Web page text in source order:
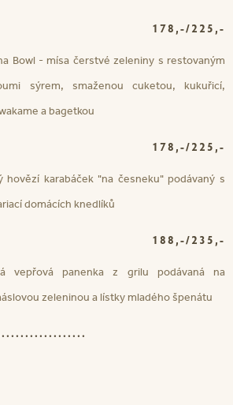
Bowl - mísa čerstvé zeleniny s restovaným
sýrem, smaženou cuketou, kukuřicí,
a bagetkou
178,-/225,-
hovězí karabáček "na česneku" podávaný s
domácích knedlíků
178,-/225,-
vepřová panenka z grilu podávaná na
zeleninou a lístky mladého špenátu
188,-/235,-